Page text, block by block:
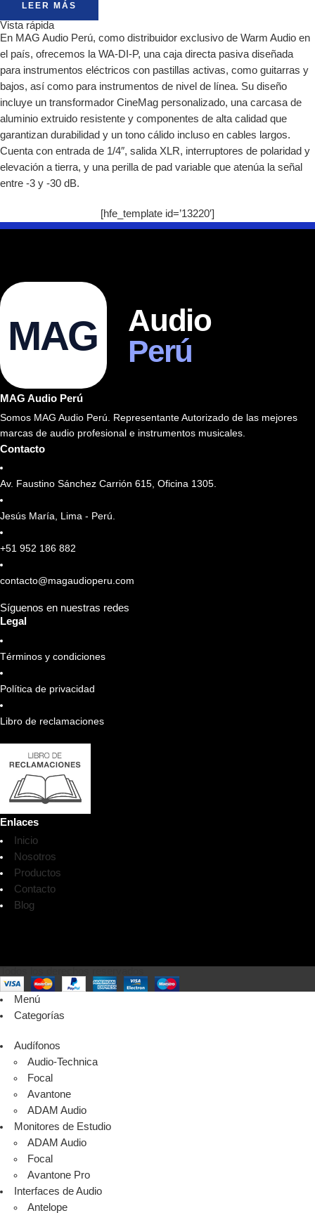
LEER MÁS
Vista rápida
En MAG Audio Perú, como distribuidor exclusivo de Warm Audio en
el país, ofrecemos la WA-DI-P, una caja directa pasiva diseñada
para instrumentos eléctricos con pastillas activas, como guitarras y
bajos, así como para instrumentos de nivel de línea. Su diseño
incluye un transformador CineMag personalizado, una carcasa de
aluminio extruido resistente y componentes de alta calidad que
garantizan durabilidad y un tono cálido incluso en cables largos.
Cuenta con entrada de 1/4″, salida XLR, interruptores de polaridad y
elevación a tierra, y una perilla de pad variable que atenúa la señal
entre -3 y -30 dB.
[hfe_template id=’13220′]
MAG
Audio
Perú
MAG Audio Perú
Somos MAG Audio Perú. Representante Autorizado de las mejores
marcas de audio profesional e instrumentos musicales.
Contacto
Av. Faustino Sánchez Carrión 615, Oficina 1305.
Jesús María, Lima - Perú.
+51 952 186 882
contacto@magaudioperu.com
Síguenos en nuestras redes
Legal
Términos y condiciones
Política de privacidad
Libro de reclamaciones
Enlaces
Inicio
Nosotros
Productos
Contacto
Blog
Menú
Categorías
Audífonos
Audio-Technica
Focal
Avantone
ADAM Audio
Monitores de Estudio
ADAM Audio
Focal
Avantone Pro
Interfaces de Audio
Antelope